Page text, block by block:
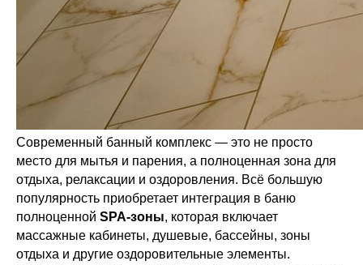
Современный банный комплекс — это не просто
место для мытья и парения, а полноценная зона для
отдыха, релаксации и оздоровления. Всё большую
популярность приобретает интеграция в баню
полноценной SPA-зоны, которая включает
массажные кабинеты, душевые, бассейны, зоны
отдыха и другие оздоровительные элементы.